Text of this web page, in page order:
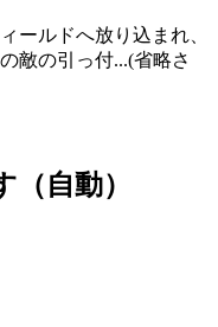
ールドへ放り込まれ、
敵の引っ付...(省略さ
自動）